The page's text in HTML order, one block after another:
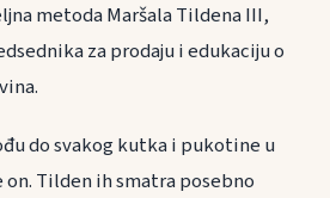
metoda Maršala Tildena III,
za prodaju i edukaciju o
do svakog kutka i pukotine u
on. Tilden ih smatra posebno